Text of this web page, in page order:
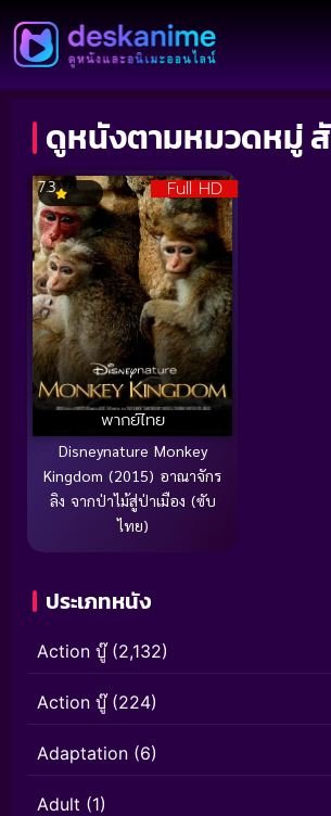
ดูหนังตามหมวดหมู่
Full HD
พากย์ไทย
7.3
Disneynature Monkey
Kingdom (2015) อาณาจักร
ลิง จากป่าไม้สู่ป่าเมือง (ซับ
ไทย)
ประเภทหนัง
Action บู๊(2,132)
Action บู๊(224)
Adaptation (6)
Adult (1)